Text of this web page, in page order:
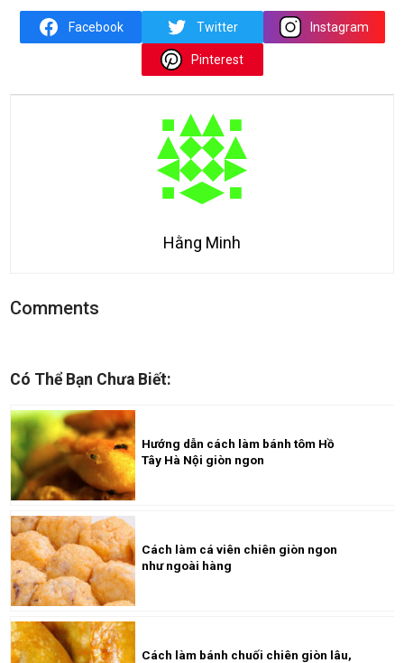
Facebook Twitter Instagram
Pinterest
Hằng Minh
Comments
Có Thể Bạn Chưa Biết:
Hướng dẫn cách làm bánh tôm Hồ
Tây Hà Nội giòn ngon
Cách làm cá viên chiên giòn ngon
như ngoài hàng
Cách làm bánh chuối chiên giòn lâu,